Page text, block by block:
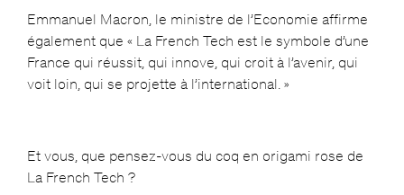
Emmanuel Macron, le ministre de l’Economie affirme
également que « La French Tech est le symbole d’une
France qui réussit, qui innove, qui croit à l’avenir, qui
voit loin, qui se projette à l’international. »
Et vous, que pensez-vous du coq en origami rose de
La French Tech ?